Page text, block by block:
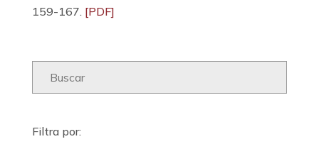
159-167. [PDF]
Filtra por: